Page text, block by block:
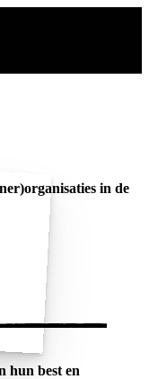
hun best en
in de